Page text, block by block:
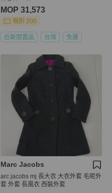
MOP 31,573
現折 200
近新閒置品 台灣 免運
Marc Jacobs
arc jacobs mj 長大衣 大衣外套 毛呢外
套 外套 長風衣 西裝外套